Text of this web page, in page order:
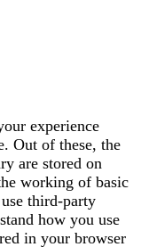
experience
Out of these, the
are stored on
working of basic
third-party
how you use
in your browser